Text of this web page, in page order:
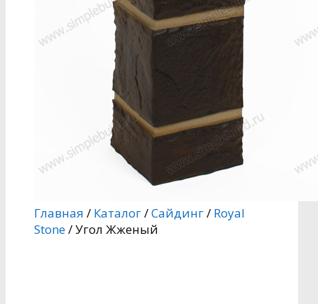
Главная / Каталог/Сайдинг/ Royal
Stone/ Угол Жженый